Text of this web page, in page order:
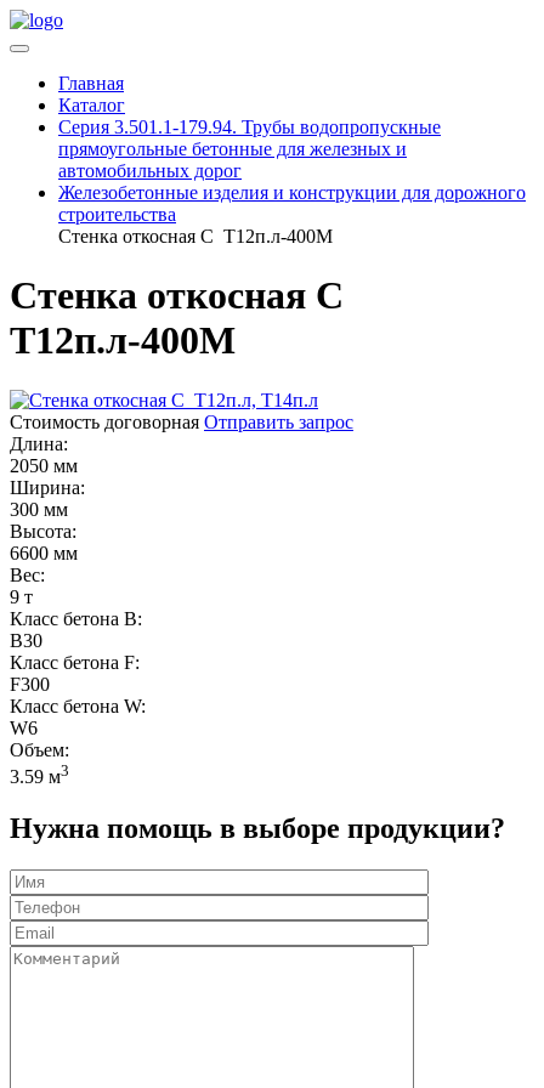
Главная
Каталог
Серия 3.501.1-179.94. Трубы водопропускные
прямоугольные бетонные для железных и
автомобильных дорог
Железобетонные изделия и конструкции для дорожного
строительства
Стенка откосная С Т12п.л-400М
Стенка откосная С
Т12п.л-400М
Стоимость договорная Отправить запрос
Длина:
2050 мм
Ширина:
300 мм
Высота:
6600 мм
Вес:
9 т
Класс бетона B:
B30
Класс бетона F:
F300
Класс бетона W:
W6
Объем:
3.59 м3
Нужна помощь в выборе продукции?